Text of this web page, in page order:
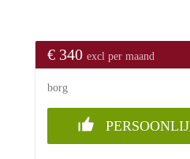
€ 340 excl per maand
borg